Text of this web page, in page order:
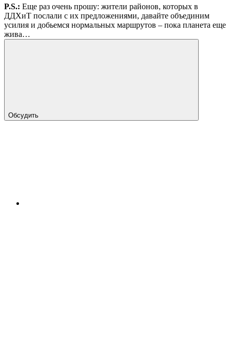
P.S.: Еще раз очень прошу: жители районов, которых в
ДДХиТ послали с их предложениями, давайте объединим
усилия и добьемся нормальных маршрутов – пока планета еще
жива…
Обсудить